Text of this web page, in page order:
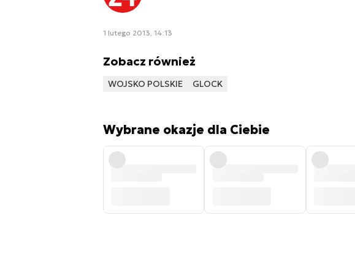
1 lutego 2013, 14:13
Zobacz również
WOJSKO POLSKIE GLOCK
Wybrane okazje dla Ciebie